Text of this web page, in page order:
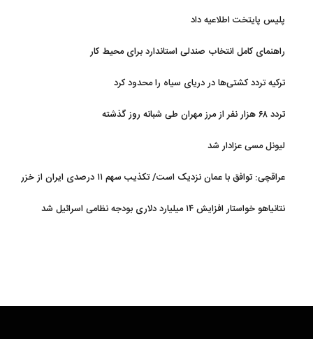
پلیس پایتخت اطلاعیه داد
راهنمای کامل انتخاب صندلی استاندارد برای محیط کار
ترکیه تردد کشتی‌ها در دریای سیاه را محدود کرد
تردد ۶۸ هزار نفر از مرز مهران طی شبانه روز گذشته
لیونل مسی عزادار شد
عراقچی: توافق با عمان نزدیک است/ تکذیب سهم ۱۱ درصدی ایران از خزر
نتانیاهو خواستار افزایش ۱۴ میلیارد دلاری بودجه نظامی اسرائیل شد